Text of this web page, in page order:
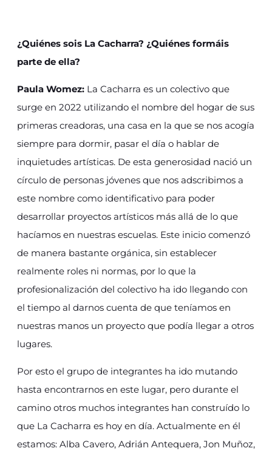
¿Quiénes sois La Cacharra? ¿Quiénes formáis
parte de ella?
Paula Womez: La Cacharra es un colectivo que
surge en 2022 utilizando el nombre del hogar de sus
primeras creadoras, una casa en la que se nos acogía
siempre para dormir, pasar el día o hablar de
inquietudes artísticas. De esta generosidad nació un
círculo de personas jóvenes que nos adscribimos a
este nombre como identificativo para poder
desarrollar proyectos artísticos más allá de lo que
hacíamos en nuestras escuelas. Este inicio comenzó
de manera bastante orgánica, sin establecer
realmente roles ni normas, por lo que la
profesionalización del colectivo ha ido llegando con
el tiempo al darnos cuenta de que teníamos en
nuestras manos un proyecto que podía llegar a otros
lugares.
Por esto el grupo de integrantes ha ido mutando
hasta encontrarnos en este lugar, pero durante el
camino otros muchos integrantes han construído lo
que La Cacharra es hoy en día. Actualmente en él
estamos: Alba Cavero, Adrián Antequera, Jon Muñoz,